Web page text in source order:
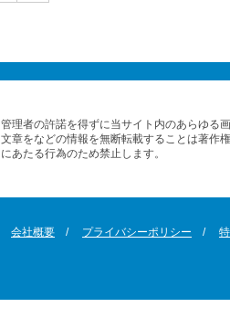
管理者の許諾を得ずに当サイト内のあらゆる
文章をなどの情報を無断転載することは著作
にあたる行為のため禁止します。
会社概要 プライバシーポリシー